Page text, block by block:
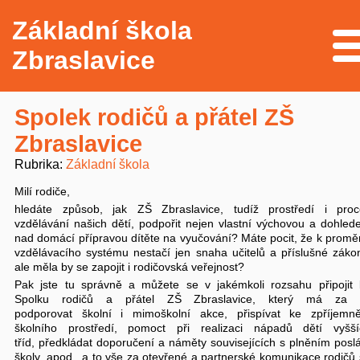
Základní škola
Zbraslavice
Spolek rodičů a přátel ZŠ
Zbraslavice
Rubrika Základní škola
Milí rodiče,
hledáte způsob, jak ZŠ Zbraslavice, tudíž prostředí i
vzdělávání našich dětí, podpořit nejen vlastní výchovou a
nad domácí přípravou dítěte na vyučování? Máte pocit, že k
vzdělávacího systému nestačí jen snaha učitelů a příslušné
ale měla by se zapojit i rodičovská veřejnost?
Pak jste tu správně a můžete se v jakémkoli rozsahu připojit
Spolku rodičů a přátel ZŠ Zbraslavice, který má za
podporovat školní i mimoškolní akce, přispívat ke
školního prostředí, pomoct při realizaci nápadů dětí
tříd, předkládat doporučení a náměty souvisejících s plněním
školy, apod., a to vše za otevřené a partnerské komunikace rodičů